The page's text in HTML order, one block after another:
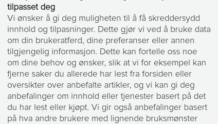
tilpasset deg
Vi ønsker å gi deg muligheten til å få skreddersydd
innhold og tilpasninger. Dette gjør vi ved å bruke data
om din brukeratferd, dine preferanser eller annen
tilgjengelig informasjon. Dette kan fortelle oss noe
om dine behov og ønsker, slik at vi for eksempel kan
fjerne saker du allerede har lest fra forsiden eller
oversikter over anbefalte artikler, og vi kan gi deg
anbefalinger om innhold eller tjenester basert på det
du har lest eller kjøpt. Vi gir også anbefalinger basert
på hva andre brukere med lignende bruksmønster